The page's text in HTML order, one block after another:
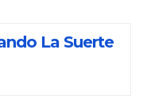
La Suerte